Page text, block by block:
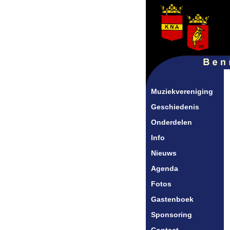
Muziekvereniging
Geschiedenis
Onderdelen
Info
Nieuws
Agenda
Fotos
Gastenboek
Sponsoring